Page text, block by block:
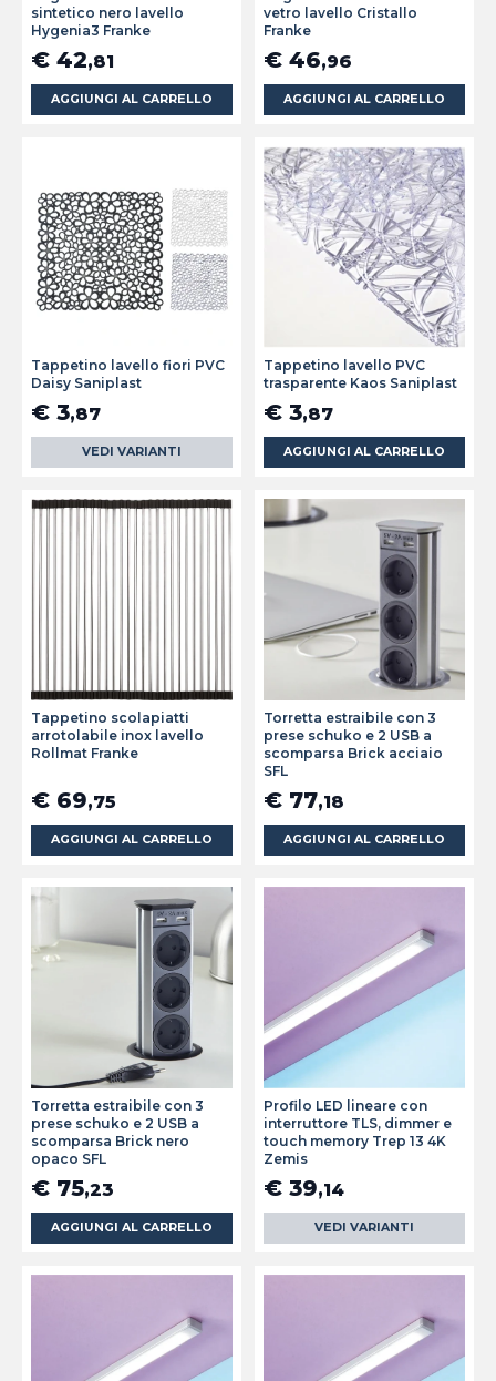
sintetico nero lavello
Hygenia3 Franke
€ 42,81
AGGIUNGI AL CARRELLO
vetro lavello Cristallo
Franke
€ 46,96
AGGIUNGI AL CARRELLO
Tappetino lavello fiori PVC
Daisy Saniplast
€ 3,87
VEDI VARIANTI
Tappetino lavello PVC
trasparente Kaos Saniplast
€ 3,87
AGGIUNGI AL CARRELLO
Tappetino scolapiatti
arrotolabile inox lavello
Rollmat Franke
€ 69,75
AGGIUNGI AL CARRELLO
Torretta estraibile con 3
prese schuko e 2 USB a
scomparsa Brick acciaio
SFL
€ 77,18
AGGIUNGI AL CARRELLO
Torretta estraibile con 3
prese schuko e 2 USB a
scomparsa Brick nero
opaco SFL
€ 75,23
AGGIUNGI AL CARRELLO
Profilo LED lineare con
interruttore TLS, dimmer e
touch memory Trep 13 4K
Zemis
€ 39,14
VEDI VARIANTI